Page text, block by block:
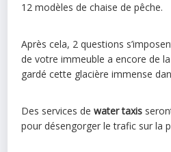
12 modèles de chaise de pêche.
Après cela, 2 questions
de votre immeuble a encore de
gardé cette glacière immense
Des services dewater taxis
pour désengorger le trafic sur la